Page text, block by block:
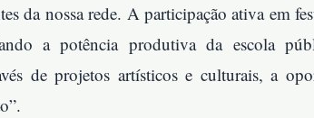
da nossa rede. A participação ativa em
a potência produtiva da escola
de projetos artísticos e culturais, a